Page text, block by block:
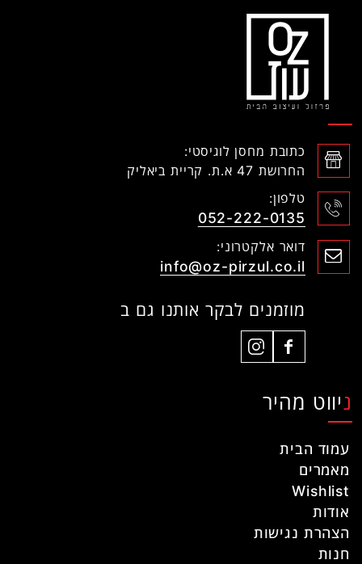
כתובת מחסן לוגיסטי:
החרושת 47 א.ת. קריית ביאליק
טלפון:
052-222-0135
דואר אלקטרוני:
info@oz-pirzul.co.il
מוזמנים לבקר אותנו גם ב
ניווט מהיר
עמוד הבית
מאמרים
Wishlist
אודות
הצהרת נגישות
חנות